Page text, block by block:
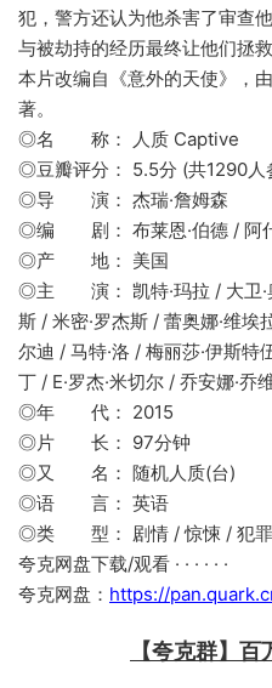
犯，警方还认为他杀害了审查
与被劫持的经历最终让他们拯
本片改编自《意外的天使》，
著。
◎名 称： 人质 Captive
◎豆瓣评分： 5.5分 (共1290人
◎导 演： 杰瑞·詹姆森
◎编 剧： 布莱恩·伯德 / 阿
◎产 地： 美国
◎主 演： 凯特·玛拉 / 大卫·
斯 / 米密·罗杰斯 / 蕾奥娜·维埃
尔迪 / 马特·洛 / 梅丽莎·伊斯特
丁 / E·罗杰·米切尔 / 乔安娜·乔
◎年 代： 2015
◎片 长： 97分钟
◎又 名： 随机人质(台)
◎语 言： 英语
◎类 型： 剧情 / 惊悚 / 犯罪
夸克网盘下载/观看 · · · · · ·
夸克网盘： https://
【夸克群】